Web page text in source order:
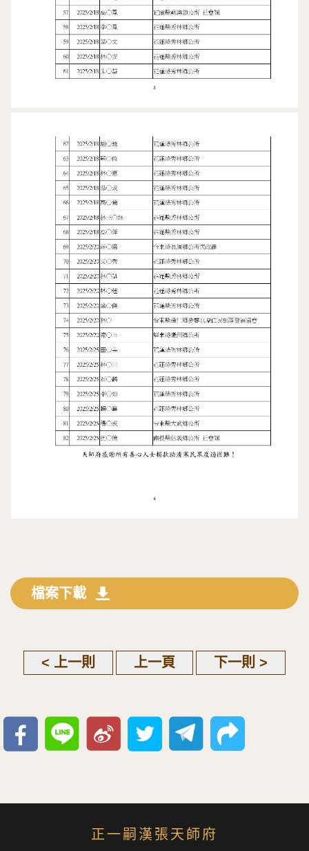
檔案下載
< 上一則 上一頁 下一則 >
正一嗣漢張天師府